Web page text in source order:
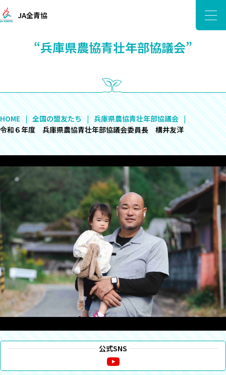
JA全青協
“兵庫県農協青壮年部協議会”
HOME 全国の盟友たち
兵庫県農協青壮年部協議会
令和６年度 兵庫県農協青壮年部協議会委員長 構井友洋
公式SNS